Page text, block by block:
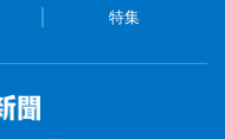
特集